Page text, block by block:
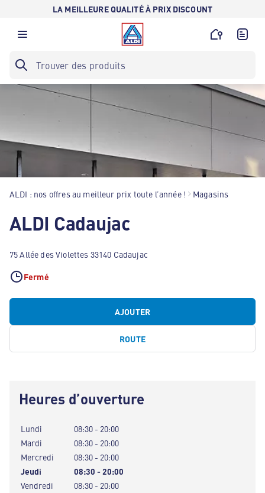
LA MEILLEURE QUALITÉ À PRIX DISCOUNT
ALDI : nos offres au meilleur prix toute l’année ! Magasins
ALDI Cadaujac
75 Allée des Violettes 33140 Cadaujac
Fermé
AJOUTER
ROUTE
Heures d’ouverture
Lundi
08:30 - 20:00
Mardi
08:30 - 20:00
Mercredi
08:30 - 20:00
Jeudi
08:30 - 20:00
Vendredi
08:30 - 20:00